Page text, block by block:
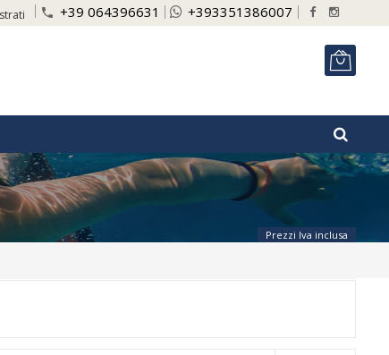
phone +39 064396631 +393351386007
Prezzi Iva inclusa